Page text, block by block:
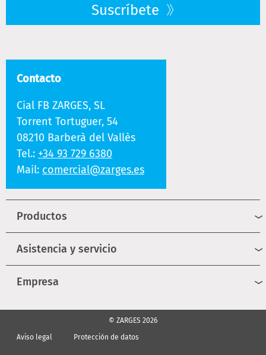
Suscríbete
Contacto
Cial FB ZARGES, SL
Torrent Tortuguer, 54
08210 Barberà del Vallès
Tel.: +34 93 729 6380
Mail: comercial@zarges.es
Productos
Asistencia y servicio
Empresa
© ZARGES 2026
Aviso legal
Protección de datos